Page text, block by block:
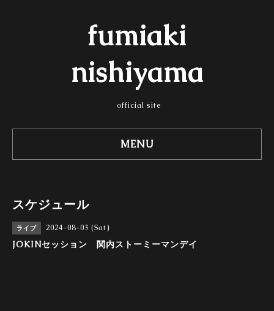
fumiaki
nishiyama
official site
MENU
スケジュール
ライブ 2024-08-03 (Sat)
JOKINセッション 関内ストーミーマンデイ